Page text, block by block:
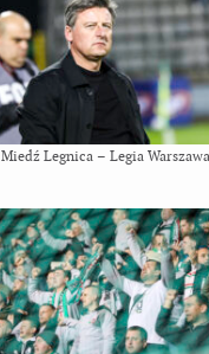
Miedź Legnica – Legia Warszawa